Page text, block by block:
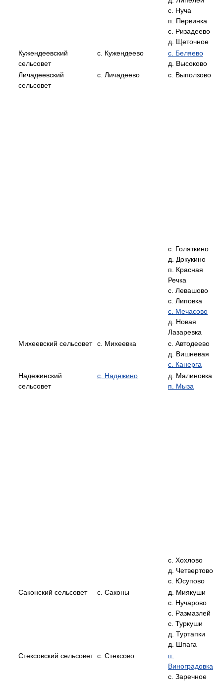
с. Нуча
п. Первинка
с. Ризадеево
д. Щеточное
Кужендеевский
сельсовет
с. Кужендеево
c. Беляево
д. Высоково
Личадеевский
сельсовет
с. Личадеево с. Выползово
с. Голяткино
д. Докукино
п. Красная
Речка
с. Левашово
с. Липовка
с. Мечасово
д. Новая
Лазаревка
Михеевский сельсовет
с. Михеевка
с. Автодеево
д. Вишневая
с. Канерга
Надежинский
сельсовет
с. Надежино
д. Малиновка
п. Мыза
с. Хохлово
д. Четвертово
с. Юсупово
Саконский сельсовет
с. Саконы
д. Миякуши
с. Нучарово
с. Размазлей
с. Туркуши
д. Туртапки
д. Шпага
Стексовский сельсовет с. Стексово
п.
Виноградовка
с. Заречное